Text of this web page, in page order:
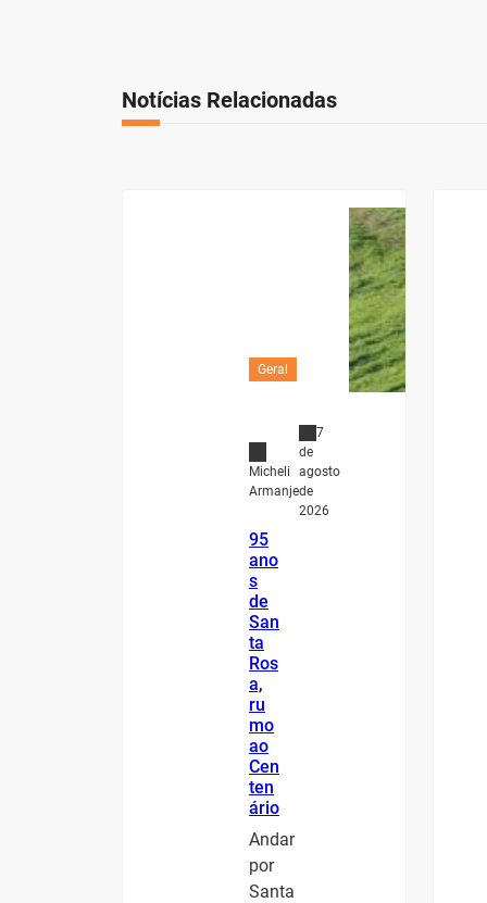
Notícias Relacionadas
Geral
Micheli
Armanje
7
de
agosto
de
2026
95
ano
s
de
San
ta
Ros
a,
ru
mo
ao
Cen
ten
ário
Andar
por
Santa